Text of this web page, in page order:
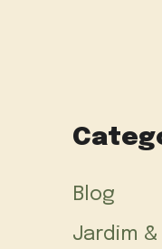
Blog
Jardim